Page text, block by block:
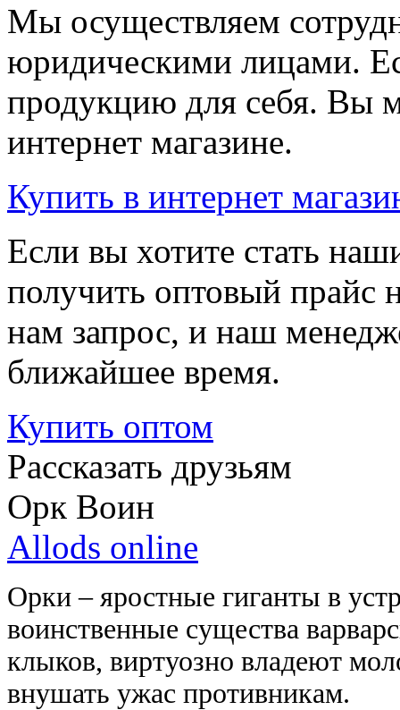
Мы осуществляем
юридическими лицами.
продукцию для себя. Вы
интернет магазине.
Купить в интернет
Если вы хотите стать
получить оптовый
нам запрос, и наш
ближайшее время.
Купить оптом
Рассказать друзьям
Орк Воин
Allods online
Орки – яростные гиганты в
воинственные существа
клыков, виртуозно владеют
внушать ужас противникам.